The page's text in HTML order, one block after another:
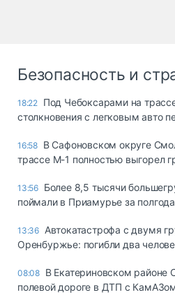
Безопасность и
18:22 Под Чебоксарами на
столкновения с легковым авто
16:58 В Сафоновском округе
трассе М-1 полностью выгорел
13:56 Более 8,5 тысячи
поймали в Приамурье за полгода
13:36 Автокатастрофа с двумя
Оренбуржье: погибли два
08:08 В Екатериновском районе
полевой дороге в ДТП с